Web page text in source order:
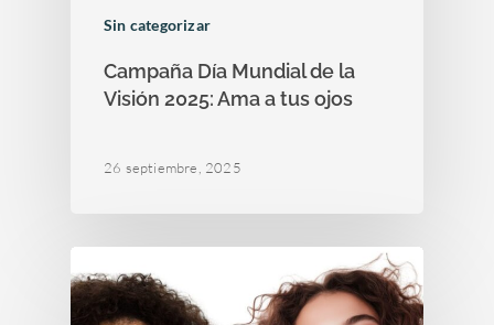
Sin categorizar
Campaña Día Mundial de la
Visión 2025: Ama a tus ojos
26 septiembre, 2025